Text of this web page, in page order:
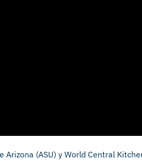
(ASU) y World Central